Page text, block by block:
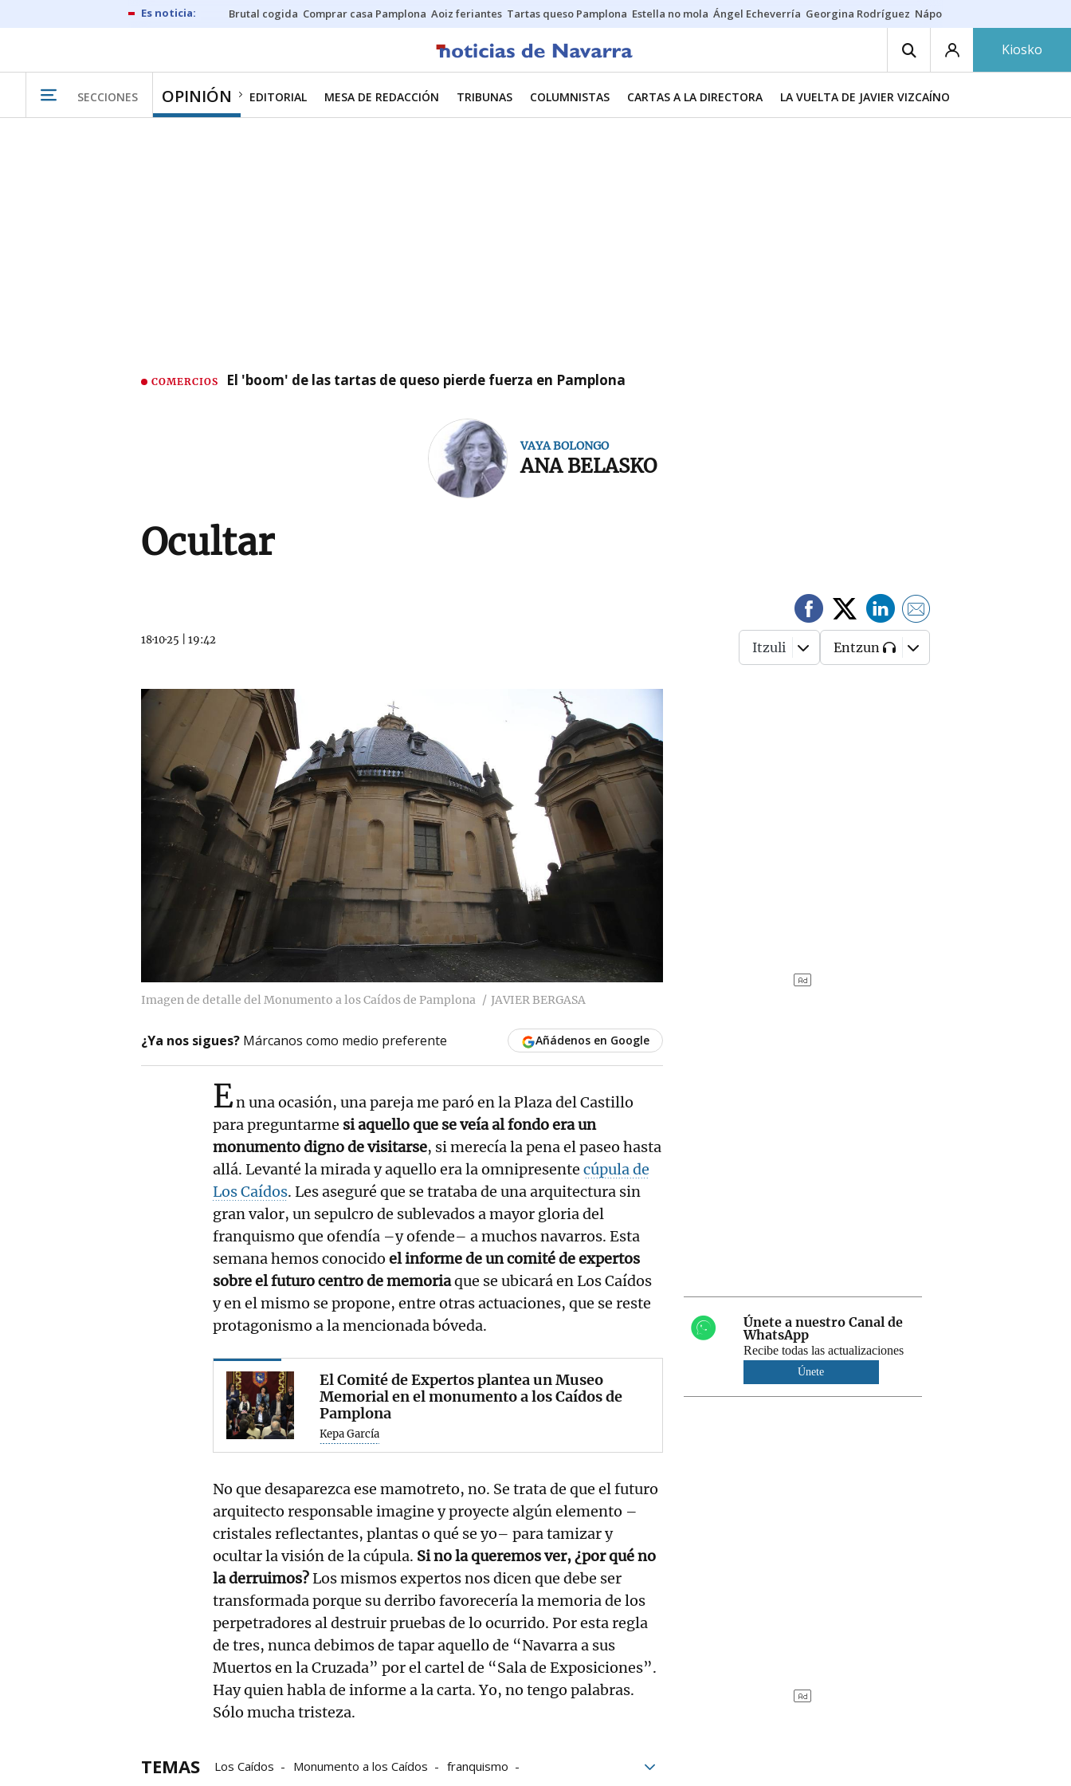
Brutal cogida Comprar casa Pamplona Aoiz feriantes Tartas queso Pamplona Estella no mola Ángel Echeverría Georgina Rodríguez Nápoles - Osasuna
Kiosko
SECCIONES OPINIÓN EDITORIAL MESA DE REDACCIÓN TRIBUNAS COLUMNISTAS CARTAS A LA DIRECTORA LA VUELTA DE JAVIER VIZCAÍNO
COMERCIOS El 'boom' de las tartas de queso pierde fuerza en Pamplona
VAYA BOLONGO
ANA BELASKO
Ocultar
18·10·25 19:42 Itzuli Entzun
Imagen de detalle del Monumento a los Caídos de Pamplona JAVIER BERGASA
¿Ya nos sigues? Márcanos como medio preferente Añádenos en Google
En una ocasión, una pareja me paró en la Plaza del Castillo
para preguntarme si aquello que se veía al fondo era un
monumento digno de visitarse, si merecía la pena el paseo hasta
allá. Levanté la mirada y aquello era la omnipresente cúpula de
Los Caídos. Les aseguré que se trataba de una arquitectura sin
gran valor, un sepulcro de sublevados a mayor gloria del
franquismo que ofendía –y ofende– a muchos navarros. Esta
semana hemos conocido el informe de un comité de expertos
sobre el futuro centro de memoriaque se ubicará en Los Caídos
y en el mismo se propone, entre otras actuaciones, que se reste
protagonismo a la mencionada bóveda.
El Comité de Expertos plantea un Museo
Memorial en el monumento a los Caídos de
Pamplona
Kepa García
No que desaparezca ese mamotreto, no. Se trata de que el futuro
arquitecto responsable imagine y proyecte algún elemento –
cristales reflectantes, plantas o qué se yo– para tamizar y
ocultar la visión de la cúpula. Si no la queremos ver, ¿por qué no
la derruimos?Los mismos expertos nos dicen que debe ser
transformada porque su derribo favorecería la memoria de los
perpetradores al destruir pruebas de lo ocurrido. Por esta regla
de tres, nunca debimos de tapar aquello de “Navarra a sus
Muertos en la Cruzada” por el cartel de “Sala de Exposiciones”.
Hay quien habla de informe a la carta. Yo, no tengo palabras.
Sólo mucha tristeza.
TEMAS Los Caídos Monumento a los Caídos
franquismo
Únete a nuestro Canal de
WhatsApp
Recibe todas las actualizaciones
Únete